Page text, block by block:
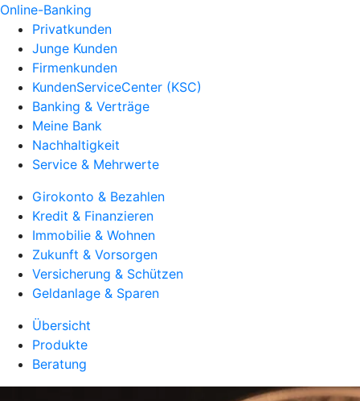
Online-Banking
Privatkunden
Junge Kunden
Firmenkunden
KundenServiceCenter (KSC)
Banking & Verträge
Meine Bank
Nachhaltigkeit
Service & Mehrwerte
Girokonto & Bezahlen
Kredit & Finanzieren
Immobilie & Wohnen
Zukunft & Vorsorgen
Versicherung & Schützen
Geldanlage & Sparen
Übersicht
Produkte
Beratung